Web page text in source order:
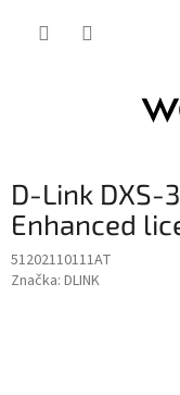
D-Link DXS-
Enhanced
51202110111AT
Značka: DLINK